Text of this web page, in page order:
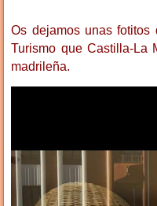
Os dejamos unas
Turismo que Castilla-La
madrileña.